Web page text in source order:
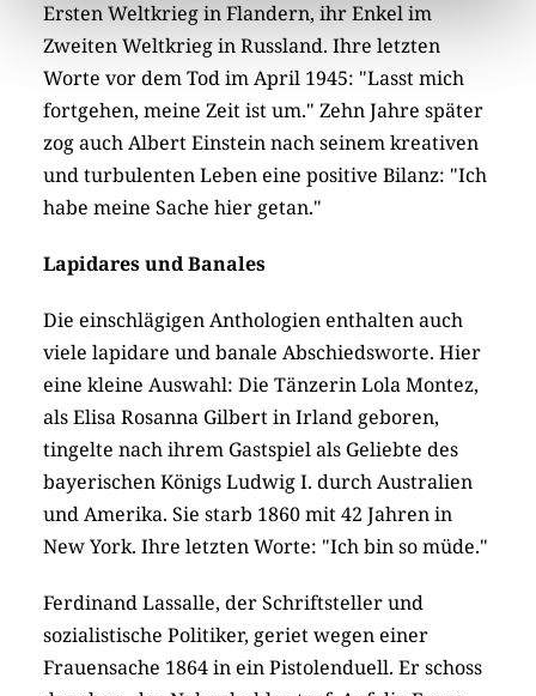
Ersten Weltkrieg in Flandern, ihr Enkel im
Zweiten Weltkrieg in Russland. Ihre letzten
Worte vor dem Tod im April 1945: "Lasst mich
fortgehen, meine Zeit ist um." Zehn Jahre später
zog auch Albert Einstein nach seinem kreativen
und turbulenten Leben eine positive Bilanz: "Ich
habe meine Sache hier getan."
Lapidares und Banales
Die einschlägigen Anthologien enthalten auch
viele lapidare und banale Abschiedsworte. Hier
eine kleine Auswahl: Die Tänzerin Lola Montez,
als Elisa Rosanna Gilbert in Irland geboren,
tingelte nach ihrem Gastspiel als Geliebte des
bayerischen Königs Ludwig I. durch Australien
und Amerika. Sie starb 1860 mit 42 Jahren in
New York. Ihre letzten Worte: "Ich bin so müde."
Ferdinand Lassalle, der Schriftsteller und
sozialistische Politiker, geriet wegen einer
Frauensache 1864 in ein Pistolenduell. Er schoss